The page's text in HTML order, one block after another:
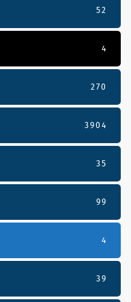
52
4
270
3904
35
99
4
39